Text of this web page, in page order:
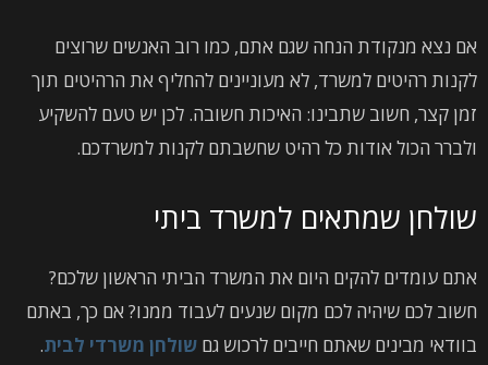
אם נצא מנקודת הנחה שגם אתם, כמו רוב האנשים שרוצים
לקנות רהיטים למשרד, לא מעוניינים להחליף את הרהיטים תוך
זמן קצר, חשוב שתבינו: האיכות חשובה. לכן יש טעם להשקיע
ולברר הכול אודות כל רהיט שחשבתם לקנות למשרדכם.
שולחן שמתאים למשרד ביתי
אתם עומדים להקים היום את המשרד הביתי הראשון שלכם?
חשוב לכם שיהיה לכם מקום שנעים לעבוד ממנו? אם כך, באתם
בוודאי מבינים שאתם חייבים לרכוש גם שולחן משרדי לבית.